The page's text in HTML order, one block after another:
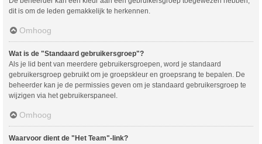
dit is om de leden gemakkelijk te herkennen.
Omhoog
Wat is de "Standaard gebruikersgroep"?
Als je lid bent van meerdere gebruikersgroepen, word je standaard
gebruikersgroep gebruikt om je groepskleur en groepsrang te bepalen. De
beheerder kan je de permissies geven om je standaard gebruikersgroep te
wijzigen via het gebruikerspaneel.
Omhoog
Waarvoor dient de "Het Team"-link?